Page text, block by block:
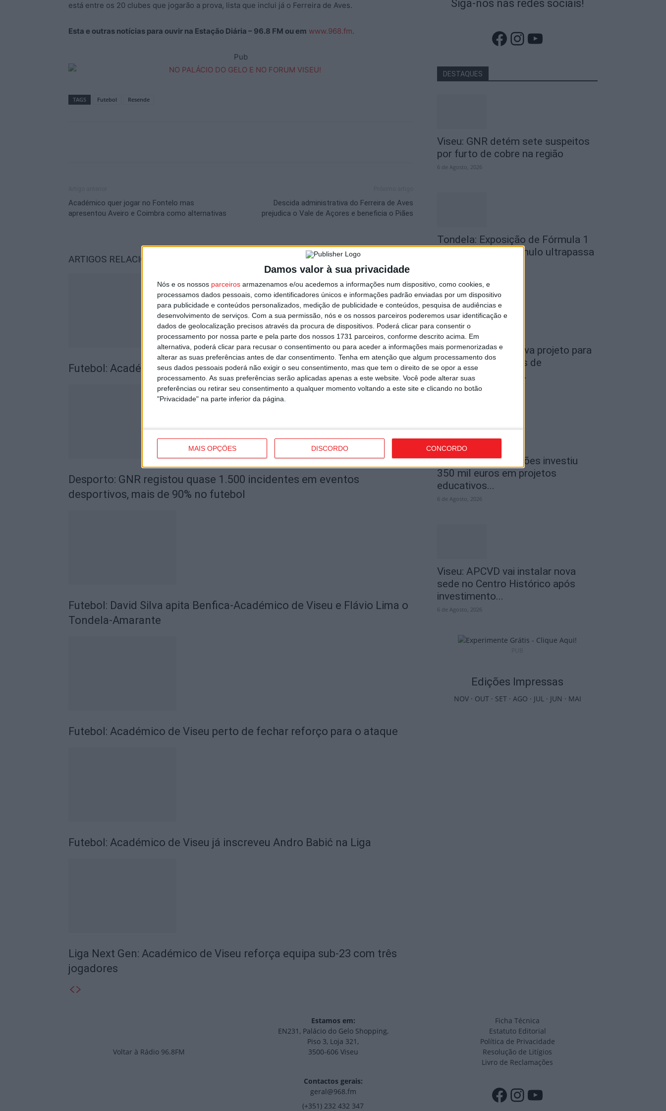
Damos valor à sua privacidade
Nós e os nossos parceiros armazenamos e/ou acedemos a informações num dispositivo, como cookies, e
processamos dados pessoais, como identificadores únicos e informações padrão enviadas por um dispositivo
para publicidade e conteúdos personalizados, medição de publicidade e conteúdos, pesquisa de audiências e
desenvolvimento de serviços. Com a sua permissão, nós e os nossos parceiros poderemos usar identificação e
dados de geolocalização precisos através da procura de dispositivos. Poderá clicar para consentir o
processamento por nossa parte e pela parte dos nossos 1731 parceiros, conforme descrito acima. Em
alternativa, poderá clicar para recusar o consentimento ou para aceder a informações mais pormenorizadas e
alterar as suas preferências antes de dar consentimento. Tenha em atenção que algum processamento dos
seus dados pessoais poderá não exigir o seu consentimento, mas que tem o direito de se opor a esse
processamento. As suas preferências serão aplicadas apenas a este website. Você pode alterar suas
preferências ou retirar seu consentimento a qualquer momento voltando a este site e clicando no botão
"Privacidade" na parte inferior da página.
MAIS OPÇÕES DISCORDO CONCORDO
está entre os 20 clubes que jogarão a prova, lista que inclui já o Ferreira de Aves.
Esta e outras notícias para ouvir na Estação Diária – 96.8 FM ou em www.968.fm.
Pub
TAGS Futebol Resende
Académico quer jogar no Fontelo mas
apresentou Aveiro e Coimbra como alternativas
Descida administrativa do Ferreira de Aves
prejudica o Vale de Açores e beneficia o Piães
ARTIGOS RELACIONADOS
Futebol: Académico de Viseu oficializou contratação de Andro Babić
Desporto: GNR registou quase 1.500 incidentes em eventos
desportivos, mais de 90% no futebol
Futebol: David Silva apita Benfica-Académico de Viseu e Flávio Lima o
Tondela-Amarante
Futebol: Académico de Viseu perto de fechar reforço para o ataque
Futebol: Académico de Viseu já inscreveu Andro Babić na Liga
Liga Next Gen: Académico de Viseu reforça equipa sub-23 com três
jogadores
Siga-nos nas redes sociais!
Facebook
Instagram
YouTube
DESTAQUES
Viseu: GNR detém sete suspeitos
por furto de cobre na região
6 de Agosto, 2026
Tondela: Exposição de Fórmula 1
no Museu do Caramulo ultrapassa
Viseu: Câmara aprova projeto para
instalar 54 câmaras de
videovigilância em...
6 de Agosto, 2026
Viseu: CIM Dão Lafões investiu
350 mil euros em projetos
educativos...
6 de Agosto, 2026
Viseu: APCVD vai instalar nova
sede no Centro Histórico após
investimento...
6 de Agosto, 2026
Edições Impressas
NOV· OUT· SET· AGO · JUL· JUN · MAI
Voltar à Rádio 96.8FM
Estamos em:
EN231, Palácio do Gelo Shopping,
Piso 3, Loja 321,
3500-606 Viseu
Contactos gerais:
geral@968.fm
(+351) 232 432 347
Ficha Técnica
Estatuto Editorial
Política de Privacidade
Resolução de Litígios
Livro de Reclamações
Facebook
Instagram
YouTube